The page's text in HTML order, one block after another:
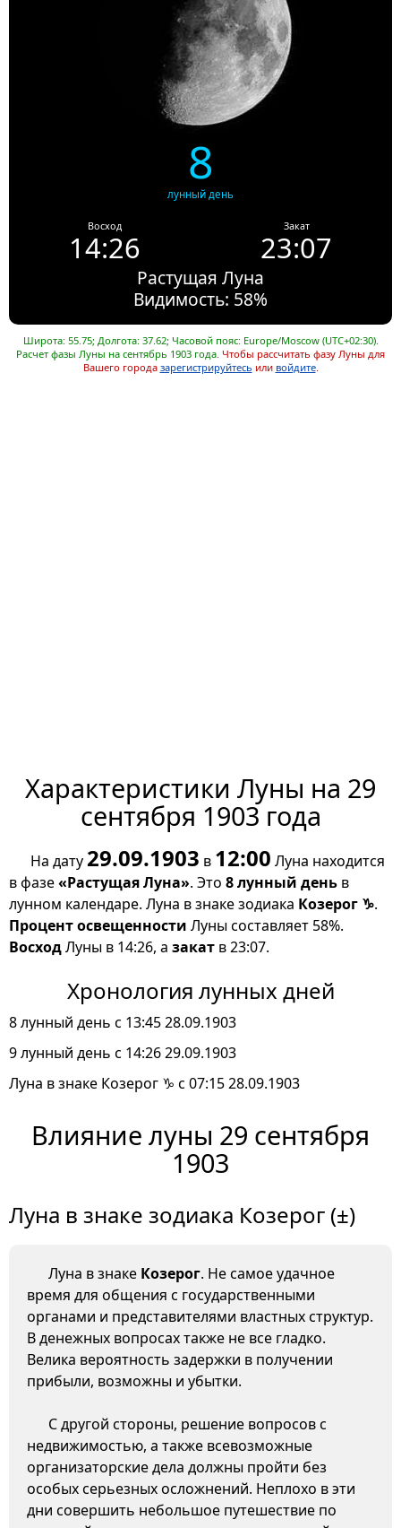
8
лунный день
Восход
14:26
Закат
23:07
Растущая Луна
Видимость: 58%
Широта: 55.75; Долгота: 37.62; Часовой пояс: Europe/Moscow (UTC+02:30).
Расчет фазы Луны на сентябрь 1903 года. Чтобы рассчитать фазу Луны для
Вашего города зарегистрируйтесь или войдите.
Характеристики Луны на 29
сентября 1903 года
На дату 29.09.1903 в 12:00 Луна находится
в фазе«Растущая Луна». Это 8 лунный день в
лунном календаре. Луна в знаке зодиака Козерог ♑.
Процент освещенности Луны составляет 58%.
ВосходЛуны в 14:26, а закат в 23:07.
Хронология лунных дней
8 лунный день с 13:45 28.09.1903
9 лунный день с 14:26 29.09.1903
Луна в знаке Козерог ♑ с 07:15 28.09.1903
Влияние луны 29 сентября
1903
Луна в знаке зодиака Козерог (±)
Луна в знаке Козерог. Не самое удачное
время для общения с государственными
органами и представителями властных структур.
В денежных вопросах также не все гладко.
Велика вероятность задержки в получении
прибыли, возможны и убытки.
С другой стороны, решение вопросов с
недвижимостью, а также всевозможные
организаторские дела должны пройти без
особых серьезных осложнений. Неплохо в эти
дни совершить небольшое путешествие по